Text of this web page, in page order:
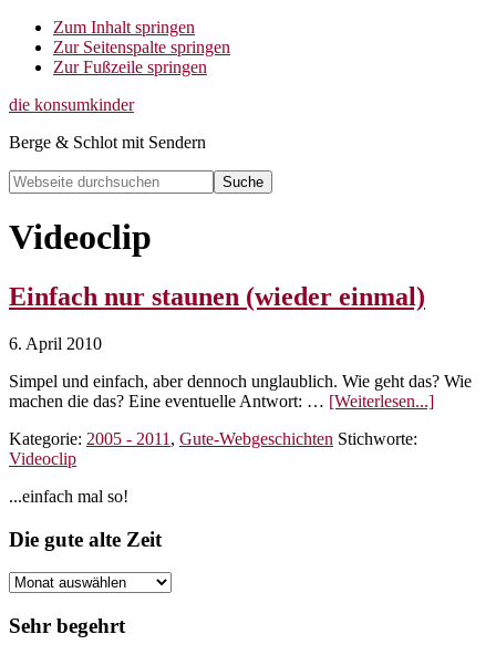
Zum Inhalt springen
Zur Seitenspalte springen
Zur Fußzeile springen
die konsumkinder
Berge & Schlot mit Sendern
Webseite
durchsuchen
Search
Videoclip
Einfach nur staunen (wieder einmal)
6. April 2010
Simpel und einfach, aber dennoch unglaublich. Wie geht das? Wie
machen die das? Eine eventuelle Antwort: … [Weiterlesen...]
Kategorie: 2005 - 2011 , Gute-Webgeschichten Stichworte:
Videoclip
Seitenspalte
...einfach mal so!
Footer
Die gute alte Zeit
Die
alte
Sehr begehrt